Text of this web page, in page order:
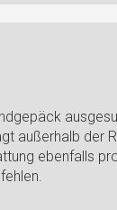
außerhalb der
ebenfalls